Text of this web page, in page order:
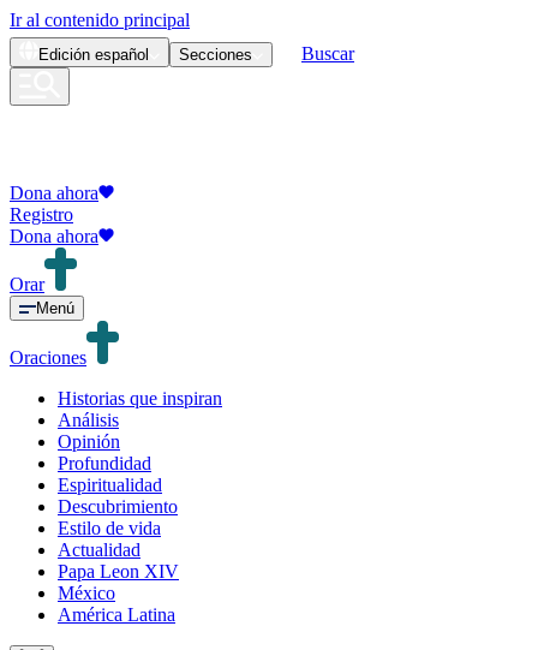
Ir al contenido principal
Edición español Secciones Buscar
Dona ahora
Registro
Dona ahora
Orar
Menú
Oraciones
Historias que inspiran
Análisis
Opinión
Profundidad
Espiritualidad
Descubrimiento
Estilo de vida
Actualidad
Papa Leon XIV
México
América Latina